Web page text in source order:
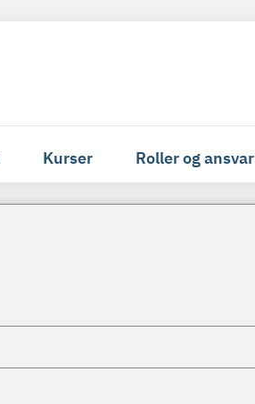
Kurser Roller og ansvar